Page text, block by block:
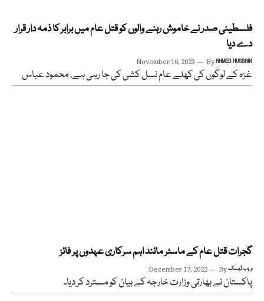
فلسطینی صدر نے خاموش رہنے والوں کو قتل عام میں برابر کا ذمہ دار قرار
دے دیا
November 16, 2023 ByAHMED HUSSAIN
غزہ کے لوگوں کی کھلے عام نسل کشی کی جا رہی ہے، محمود عباس
گجرات قتل عام کے ماسٹر مائند اہم سرکاری عہدوں پر فائز
December 17, 2022 Byویب ڈیسک
پاکستان نے بھارتی وزارت خارجہ کے بیان کو مسترد کر دیا۔